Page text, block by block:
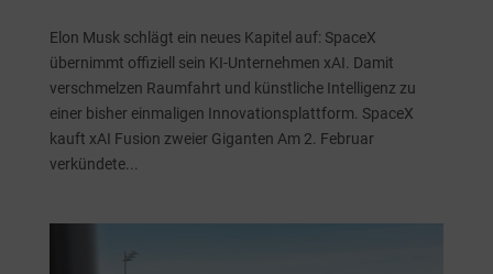
Elon Musk schlägt ein neues Kapitel auf: SpaceX
übernimmt offiziell sein KI-Unternehmen xAI. Damit
verschmelzen Raumfahrt und künstliche Intelligenz zu
einer bisher einmaligen Innovationsplattform. SpaceX
kauft xAI Fusion zweier Giganten Am 2. Februar
verkündete...